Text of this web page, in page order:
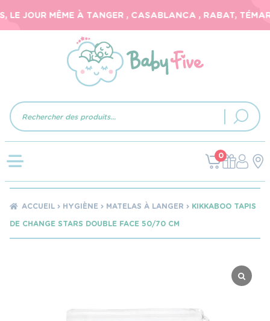
JOUR MÊME À TANGER , CASABLANCA , RABAT,
Recherche
de
produits
0
ACCUEIL HYGIÈNE MATELAS À LANGER
KIKKABOO TAPIS
DE CHANGE STARS DOUBLE FACE 50/70 CM